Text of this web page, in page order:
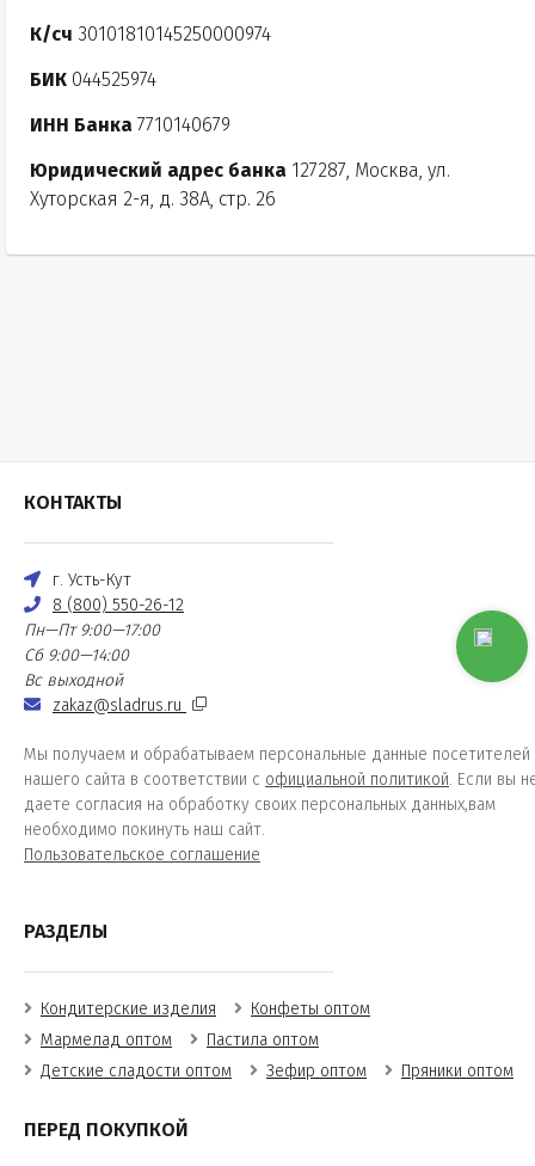
К/сч 30101810145250000974
БИК 044525974
ИНН Банка 7710140679
Юридический адрес банка 127287, Москва, ул.
Хуторская 2-я, д. 38А, стр. 26
КОНТАКТЫ
г. Усть-Кут
8 (800) 550-26-12
Пн—Пт 9:00—17:00
Сб 9:00—14:00
Вс выходной
zakaz@sladrus.ru
Мы получаем и обрабатываем персональные данные посетителей
нашего сайта в соответствии с официальной политикой. Если вы
даете согласия на обработку своих персональных данных,вам
необходимо покинуть наш сайт.
Пользовательское соглашение
РАЗДЕЛЫ
Кондитерские изделия
Конфеты оптом
Мармелад оптом
Пастила оптом
Детские сладости оптом
Зефир оптом Пряники оптом
ПЕРЕД ПОКУПКОЙ